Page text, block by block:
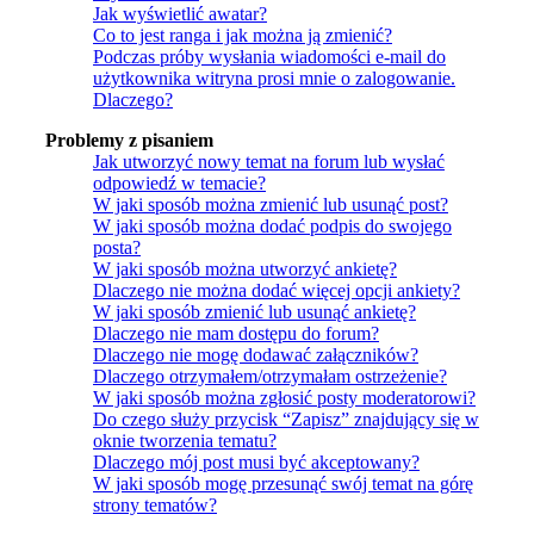
Jak wyświetlić awatar?
Co to jest ranga i jak można ją zmienić?
Podczas próby wysłania wiadomości e-mail do
użytkownika witryna prosi mnie o zalogowanie.
Dlaczego?
Problemy z pisaniem
Jak utworzyć nowy temat na forum lub wysłać
odpowiedź w temacie?
W jaki sposób można zmienić lub usunąć post?
W jaki sposób można dodać podpis do swojego
posta?
W jaki sposób można utworzyć ankietę?
Dlaczego nie można dodać więcej opcji ankiety?
W jaki sposób zmienić lub usunąć ankietę?
Dlaczego nie mam dostępu do forum?
Dlaczego nie mogę dodawać załączników?
Dlaczego otrzymałem/otrzymałam ostrzeżenie?
W jaki sposób można zgłosić posty moderatorowi?
Do czego służy przycisk “Zapisz” znajdujący się w
oknie tworzenia tematu?
Dlaczego mój post musi być akceptowany?
W jaki sposób mogę przesunąć swój temat na górę
strony tematów?